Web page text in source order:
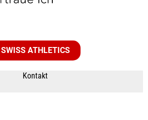
SWISS ATHLETICS
Kontakt